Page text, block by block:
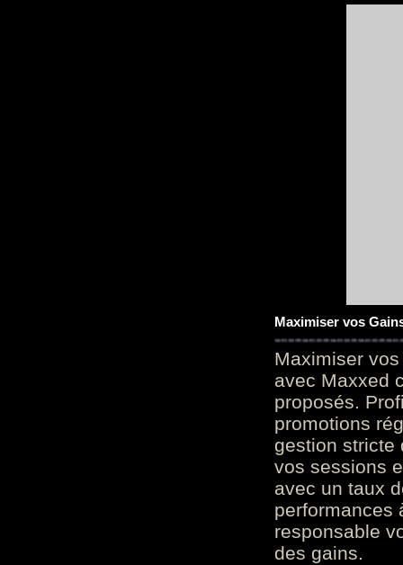
Maximiser vos
Maximiser
avec Maxxed
proposés.
promotions
gestion stricte
vos sessions
avec un taux
performances
responsable
des gains.